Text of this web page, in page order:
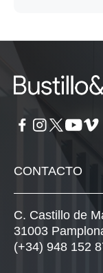
CONTACTO
C. Castillo de
31003
(+34) 948 152